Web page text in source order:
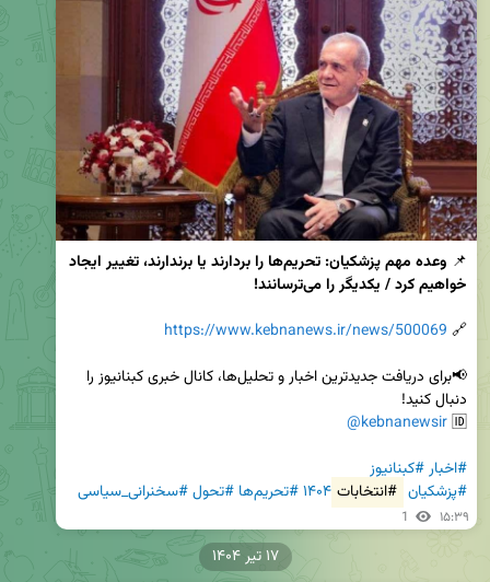
📌
خواهیم کرد / یکدیگر را می‌ترسانند!
🔗
https://www.kebnanews.ir/news/500069
🆔
@kebnanewsir
#اخبار#کبنانیوز
#پزشکیان #انتخابات ۱۴۰۴#تحریم‌ها #تحول#سخنرانی_سیاسی
1 ۱۵:۳۹
۱۷ تیر ۱۴۰۴